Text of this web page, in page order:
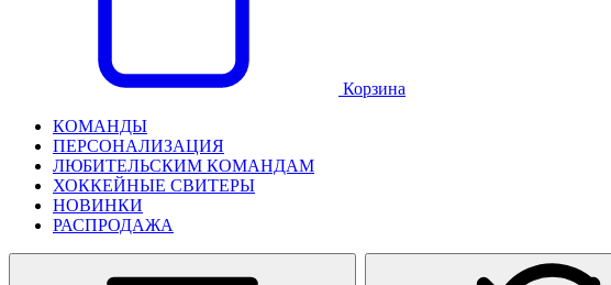
Корзина
КОМАНДЫ
ПЕРСОНАЛИЗАЦИЯ
ЛЮБИТЕЛЬСКИМ КОМАНДАМ
ХОККЕЙНЫЕ СВИТЕРЫ
НОВИНКИ
РАСПРОДАЖА